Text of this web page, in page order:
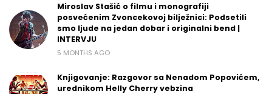
Miroslav Stašić o filmu i monografiji
posvećenim Zvoncekovoj bilježnici: Podsetili
smo ljude na jedan dobar i originalni bend |
INTERVJU
5 MONTHS AGO
Knjigovanje: Razgovor sa Nenadom Popovićem,
urednikom Helly Cherry vebzina